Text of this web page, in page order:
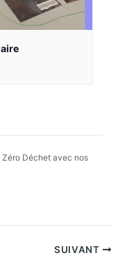
Déchet avec nos
SUIVANT